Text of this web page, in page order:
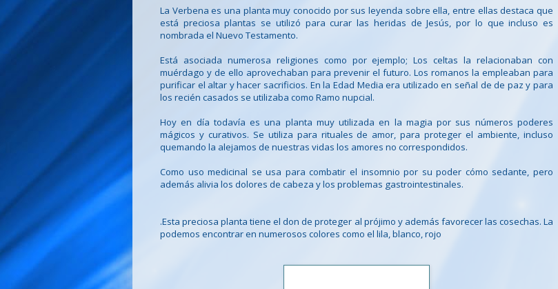
La Verbena es una planta muy conocido por sus leyenda sobre ella, entre ellas destaca que
está preciosa plantas se utilizó para curar las heridas de Jesús, por lo que incluso es
nombrada el Nuevo Testamento.
Está asociada numerosa religiones como por ejemplo; Los celtas la relacionaban con
muérdago y de ello aprovechaban para prevenir el futuro. Los romanos la empleaban para
purificar el altar y hacer sacrificios. En la Edad Media era utilizado en señal de de paz y para
los recién casados se utilizaba como Ramo nupcial.
Hoy en día todavía es una planta muy utilizada en la magia por sus números poderes
mágicos y curativos. Se utiliza para rituales de amor, para proteger el ambiente, incluso
quemando la alejamos de nuestras vidas los amores no correspondidos.
Como uso medicinal se usa para combatir el insomnio por su poder cómo sedante, pero
además alivia los dolores de cabeza y los problemas gastrointestinales.
.Esta preciosa planta tiene el don de proteger al prójimo y además favorecer las cosechas. La
podemos encontrar en numerosos colores como el lila, blanco, rojo